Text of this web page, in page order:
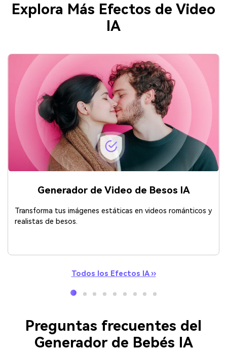
Explora Más Efectos de Video
IA
Generador de Video de Besos IA
Transforma tus imágenes estáticas en videos románticos y
realistas de besos.
Todos los Efectos IA ››
Preguntas frecuentes del
Generador de Bebés IA